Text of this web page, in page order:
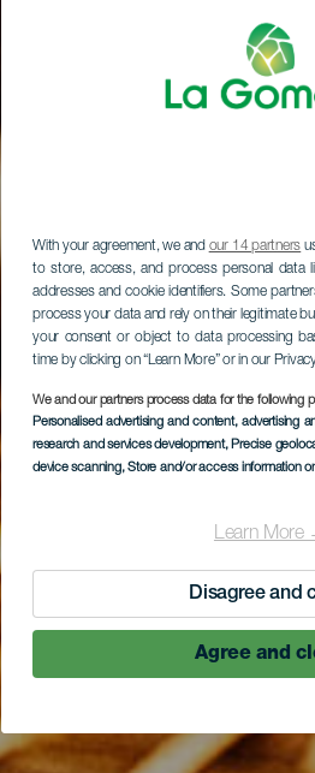
With your agreement, we and our 14 partners
to store, access, and process personal data
addresses and cookie identifiers. Some
process your data and rely on their legitimate
your consent or object to data processing
time by clicking on “Learn More” or in our
We and our partners process data for the following
Personalised advertising and content, advertising
research and services development, Precise
device scanning, Store and/or access information
Learn More
Disagree and
Agree and